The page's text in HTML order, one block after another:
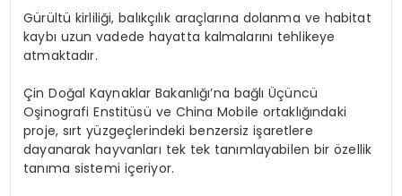
Gürültü kirliliği, balıkçılık araçlarına dolanma ve habitat
kaybı uzun vadede hayatta kalmalarını tehlikeye
atmaktadır.
Çin Doğal Kaynaklar Bakanlığı’na bağlı Üçüncü
Oşinografi Enstitüsü ve China Mobile ortaklığındaki
proje, sırt yüzgeçlerindeki benzersiz işaretlere
dayanarak hayvanları tek tek tanımlayabilen bir özellik
tanıma sistemi içeriyor.